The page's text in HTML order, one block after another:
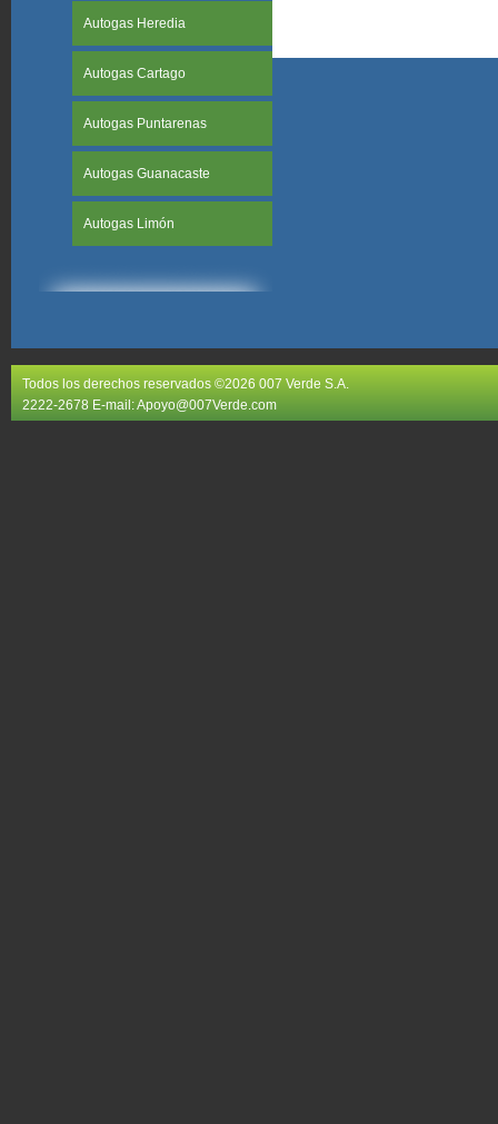
Autogas Heredia
Autogas Cartago
Autogas Puntarenas
Autogas Guanacaste
Autogas Limón
Todos los derechos reservados ©2026 007 Verde S.A.
2222-2678 E-mail:Apoyo@007Verde.com